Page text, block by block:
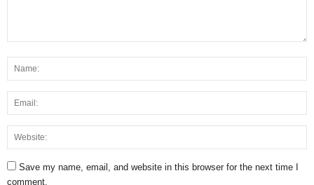
Save my name, email, and website in this browser for the next time I
comment.